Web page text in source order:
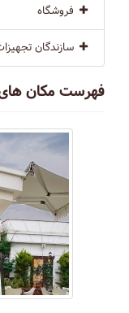
فروشگاه
سازندگان
فهرست مکان های